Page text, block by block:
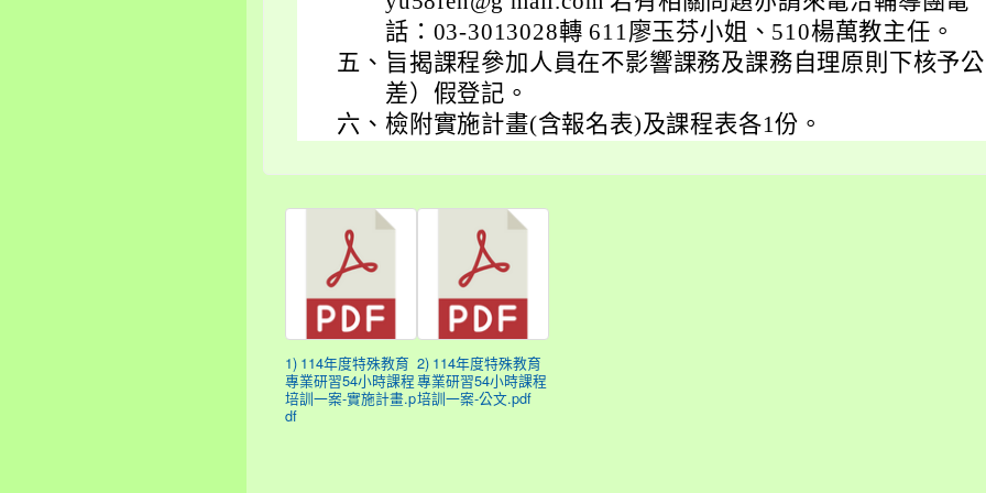
話：03-3013028轉 611廖玉芬小姐、510楊萬教主任。
五、 旨揭課程參加人員在不影響課務及課務自理原則下核予
差）假登記。
六、 檢附實施計畫(含報名表)及課程表各1份。
1) 114年度特殊教育
專業研習54小時課程
培訓一案-實施計畫.p
df
2) 114年度特殊教育
專業研習54小時課程
培訓一案-公文.pdf